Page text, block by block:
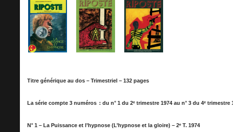
Titre générique au dos – Trimestriel – 132 pages
La série compte 3 numéros : du n° 1 du 2ᵉ trimestre 1974 au n° 3 du 4ᵉ trimestre
N° 1 – La Puissance et l’hypnose (L’hypnose et la gloire) – 2ᵉ T. 1974